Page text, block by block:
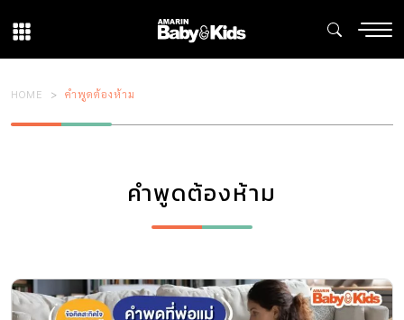
HOME คำพูดต้องห้าม
คำพูดต้องห้าม